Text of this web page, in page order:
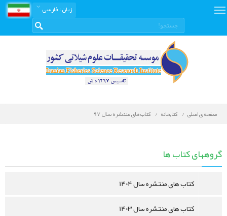
زبان: فارسی
صفحه ی اصلی کتابخانه کتاب های منتشره سال 97
دیجیتال
گروههای کتاب ها
کتاب های منتشره سال 1404
کتاب های منتشره سال 1403